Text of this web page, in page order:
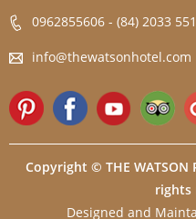
0962855606 - (84) 2033
info@thewatsonhotel.com
Copyright © THE WATSON
rights
Designed and